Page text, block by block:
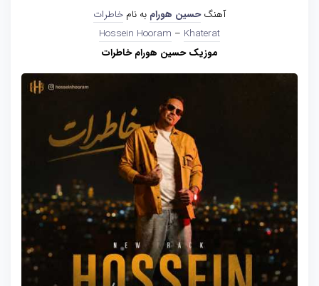
آهنگحسین هورام به نام خاطرات
Hossein Hooram – Khaterat
موزیک حسین هورام خاطرات